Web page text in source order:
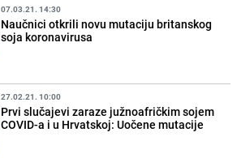
07.03.21. 14:30
Naučnici otkrili novu mutaciju britanskog
soja koronavirusa
27.02.21. 10:00
Prvi slučajevi zaraze južnoafričkim sojem
COVID-a i u Hrvatskoj: Uočene mutacije